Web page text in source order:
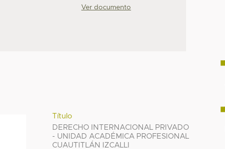
Ver documento
Título
DERECHO INTERNACIONAL PRIVADO
- UNIDAD ACADÉMICA PROFESIONAL
CUAUTITLÁN IZCALLI